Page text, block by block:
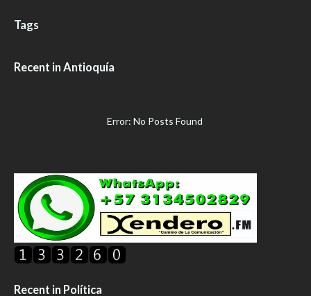
Tags
Recent in Antioquía
Error: No Posts Found
Recent in Política